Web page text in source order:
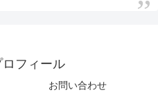
フィール
お問い合わせ